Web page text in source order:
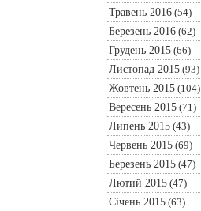
Травень 2016(54)
Березень 2016(62)
Грудень 2015(66)
Листопад 2015(93)
Жовтень 2015(104)
Вересень 2015(71)
Липень 2015(43)
Червень 2015(69)
Березень 2015(47)
Лютий 2015(47)
Січень 2015(63)